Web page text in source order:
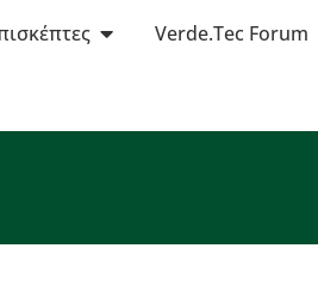
Verde.Tec Forum